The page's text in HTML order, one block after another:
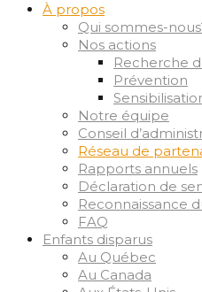
À propos
Qui sommes-
Nos actions
Recherche
Prévention
Notre équipe
Conseil
Réseau de
Rapports annuels
Déclaration de
Reconnaissance
FAQ
Enfants disparus
Au Québec
Au Canada